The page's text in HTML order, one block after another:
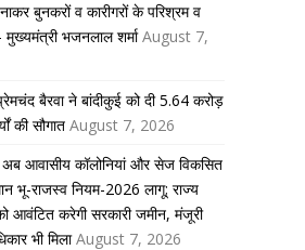
बुनकरों व कारीगरों के परिश्रम व
मुख्यमंत्री भजनलाल शर्मा August 7,
बैरवा ने बांदीकुई को दी 5.64 करोड़
की सौगात August 7, 2026
अब आवासीय कॉलोनियां और सेज विकसित
भू-राजस्व नियम-2026 लागू; राज्य
आवंटित करेगी सरकारी जमीन, मंजूरी
भी मिला August 7, 2026